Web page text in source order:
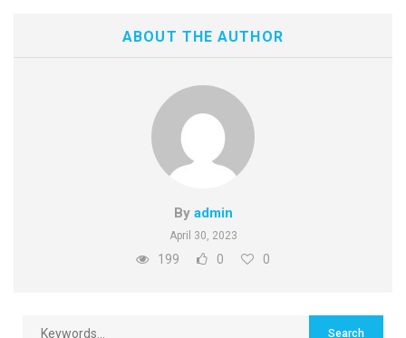
ABOUT THE AUTHOR
By admin
April 30, 2023
199 0 0